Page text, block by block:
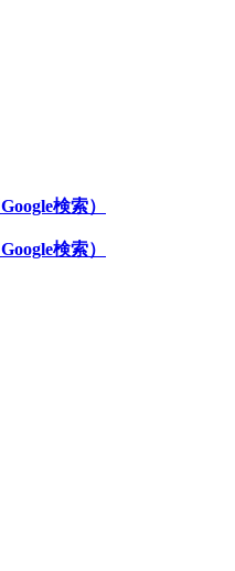
検索）
検索）